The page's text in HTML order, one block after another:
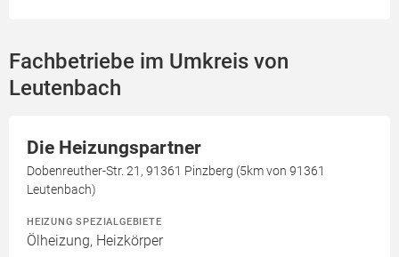
Fachbetriebe im Umkreis von
Leutenbach
Die Heizungspartner
Dobenreuther-Str. 21, 91361 Pinzberg (5km von 91361
Leutenbach)
HEIZUNG SPEZIALGEBIETE
Ölheizung, Heizkörper